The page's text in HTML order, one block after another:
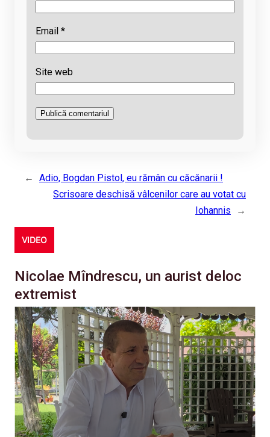
Email *
Site web
←
Adio, Bogdan Pistol, eu rămân cu căcănarii !
Scrisoare deschisă vâlcenilor care au votat cu
Iohannis
→
VIDEO
Nicolae Mîndrescu, un aurist deloc
extremist